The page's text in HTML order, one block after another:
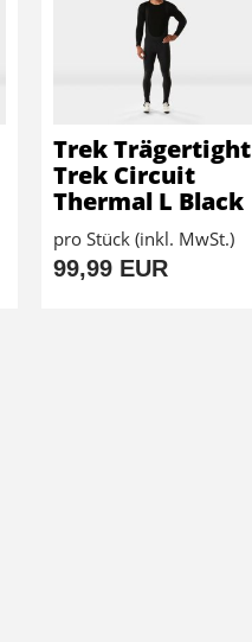
Trek Trägertight
Trek Circuit
Thermal L Black
pro Stück (inkl. MwSt.)
99,99 EUR